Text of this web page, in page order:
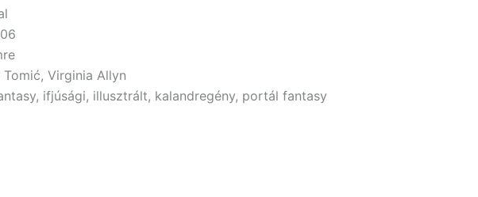
Virginia Allyn
ifjúsági, illusztrált, kalandregény, portál fantasy